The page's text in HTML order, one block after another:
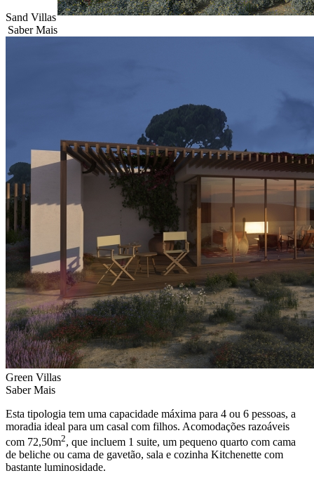
Sand Villas
Saber Mais
Green Villas
Saber Mais
Esta tipologia tem uma capacidade máxima para 4 ou 6 pessoas, a
moradia ideal para um casal com filhos. Acomodações razoáveis
com 72,50m2, que incluem 1 suite, um pequeno quarto com cama
de beliche ou cama de gavetão, sala e cozinha Kitchenette com
bastante luminosidade.